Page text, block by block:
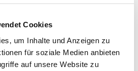
Cookies
um Inhalte und Anzeigen zu
für soziale Medien anbieten
auf unsere Website zu
zum Zitat hinzufügen